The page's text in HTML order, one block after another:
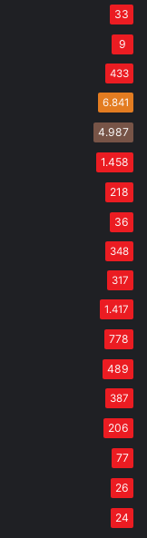
33
9
433
6.841
4.987
1.458
218
36
348
317
1.417
778
489
387
206
77
26
24